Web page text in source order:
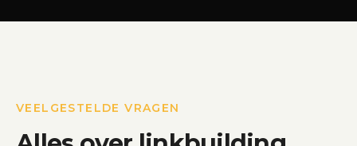
VEELGESTELDE VRAGEN